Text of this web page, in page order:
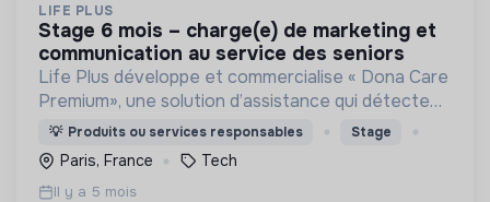
LIFE PLUS
stage 6 mois – charge(e) de marketing et
communication au service des seniors
Life Plus développe et commercialise « Dona Care
Premium», une solution d’assistance qui détecte
certaines anomalies (chute, errance, fugue,
activité inhabituelle) grâce à une montre
connectée.
💡 Produits ou services responsables Stage
Paris, France Tech
Il y a 5 mois